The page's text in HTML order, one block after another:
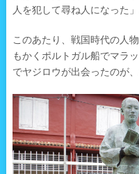
人を犯して尋ね人になった
このあたり、戦国時代の人
もかくポルトガル船でマラ
でヤジロウが出会ったのが